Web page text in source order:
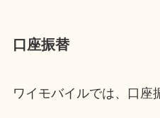
口座振替
ワイモバイルでは、口座